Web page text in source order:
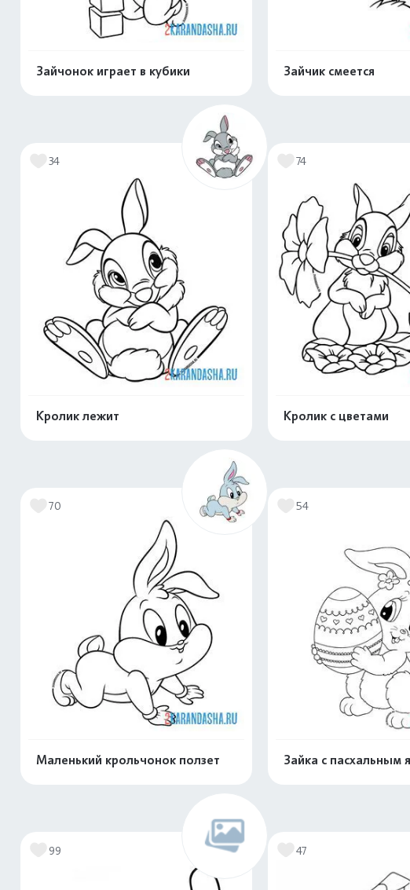
Зайчонок играет в кубики Зайчик смеется
34
Кролик лежит
74
Кролик с цветами
70
Маленький крольчонок ползет
54
Зайка с пасхальным
99 47